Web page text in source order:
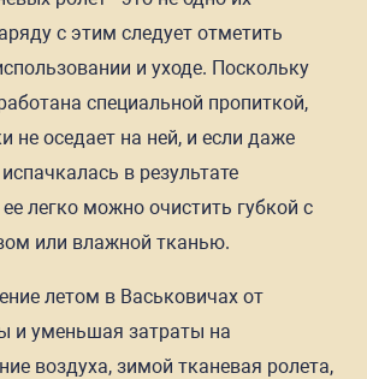
с этим следует отметить
и уходе. Поскольку
специальной пропиткой,
не оседает на ней, и если даже
в результате
легко можно очистить губкой с
или влажной тканью.
летом в Васьковичах от
и уменьшая затраты на
воздуха, зимой тканевая ролета,